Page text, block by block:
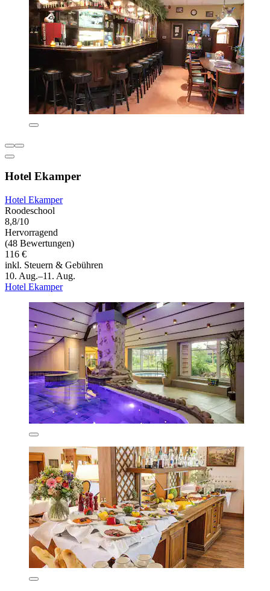
Hotel Ekamper
Hotel Ekamper
Roodeschool
8,8/10
Hervorragend
(48 Bewertungen)
116 €
inkl. Steuern & Gebühren
10. Aug.–11. Aug.
Hotel Ekamper